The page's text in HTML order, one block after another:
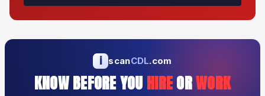
i scanCDL.com
KNOW BEFORE YOU HIREORWORK